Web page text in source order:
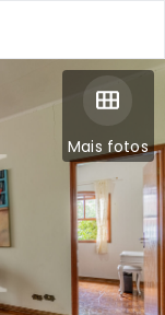
Mais fotos